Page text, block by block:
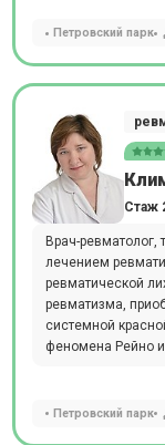
Петровский парк
Стаж
Врач-ревматолог,
лечением
ревматической
ревматизма,
системной
феномена Рейно и
Петровский парк